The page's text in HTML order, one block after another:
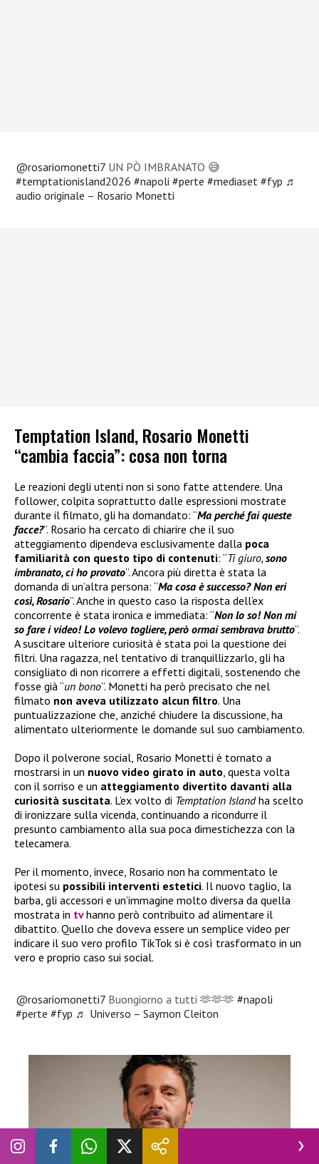
@rosariomonetti7 UN PÒ IMBRANATO 😅
#temptationisland2026 #napoli #perte #mediaset #fyp ♬
audio originale – Rosario Monetti
Temptation Island, Rosario Monetti
“cambia faccia”: cosa non torna
Le reazioni degli utenti non si sono fatte attendere. Una
follower, colpita soprattutto dalle espressioni mostrate
durante il filmato, gli ha domandato: “Ma perché fai queste
facce?”. Rosario ha cercato di chiarire che il suo
atteggiamento dipendeva esclusivamente dalla poca
familiarità con questo tipo di contenuti: “Ti giuro, sono
imbranato, ci ho provato”. Ancora più diretta è stata la
domanda di un’altra persona: “Ma cosa è successo? Non eri
così, Rosario”. Anche in questo caso la risposta dell’ex
concorrente è stata ironica e immediata: “Non lo so! Non mi
so fare i video! Lo volevo togliere, però ormai sembrava brutto”.
A suscitare ulteriore curiosità è stata poi la questione dei
filtri. Una ragazza, nel tentativo di tranquillizzarlo, gli ha
consigliato di non ricorrere a effetti digitali, sostenendo che
fosse già “un bono”. Monetti ha però precisato che nel
filmato non aveva utilizzato alcun filtro. Una
puntualizzazione che, anziché chiudere la discussione, ha
alimentato ulteriormente le domande sul suo cambiamento.
Dopo il polverone social, Rosario Monetti è tornato a
mostrarsi in un nuovo video girato in auto, questa volta
con il sorriso e un atteggiamento divertito davanti alla
curiosità suscitata. L’ex volto di Temptation Islandha scelto
di ironizzare sulla vicenda, continuando a ricondurre il
presunto cambiamento alla sua poca dimestichezza con la
telecamera.
Per il momento, invece, Rosario non ha commentato le
ipotesi su possibili interventi estetici. Il nuovo taglio, la
barba, gli accessori e un’immagine molto diversa da quella
mostrata in tvhanno però contribuito ad alimentare il
dibattito. Quello che doveva essere un semplice video per
indicare il suo vero profilo TikTok si è così trasformato in un
vero e proprio caso sui social.
@rosariomonetti7 Buongiorno a tutti 🫶🫶🫶#napoli
#perte #fyp ♬ Universo – Saymon Cleiton